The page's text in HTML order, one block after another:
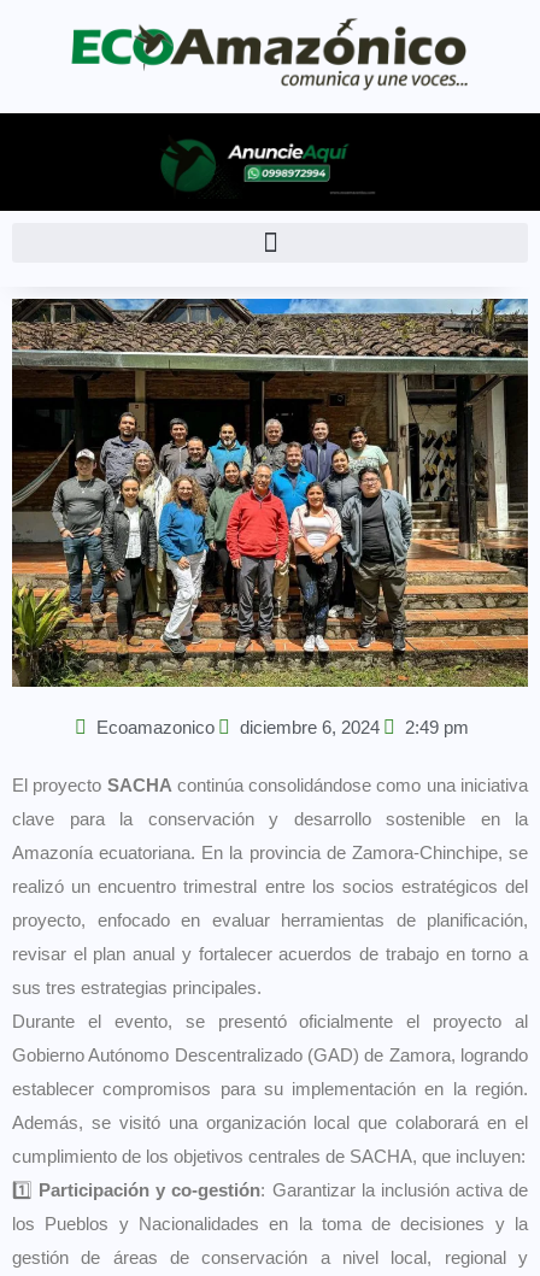
Ecoamazonico diciembre 6, 2024 2:49 pm
El proyecto SACHA continúa consolidándose como una iniciativa
clave para la conservación y desarrollo sostenible en la
Amazonía ecuatoriana. En la provincia de Zamora-Chinchipe, se
realizó un encuentro trimestral entre los socios estratégicos del
proyecto, enfocado en evaluar herramientas de planificación,
revisar el plan anual y fortalecer acuerdos de trabajo en torno a
sus tres estrategias principales.
Durante el evento, se presentó oficialmente el proyecto al
Gobierno Autónomo Descentralizado (GAD) de Zamora, logrando
establecer compromisos para su implementación en la región.
Además, se visitó una organización local que colaborará en el
cumplimiento de los objetivos centrales de SACHA, que incluyen:
1️⃣ Participación y co-gestión: Garantizar la inclusión activa de
los Pueblos y Nacionalidades en la toma de decisiones y la
gestión de áreas de conservación a nivel local, regional y